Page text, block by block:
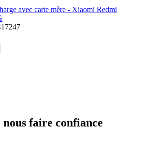
avec carte mère - Xiaomi Redmi
nous faire confiance